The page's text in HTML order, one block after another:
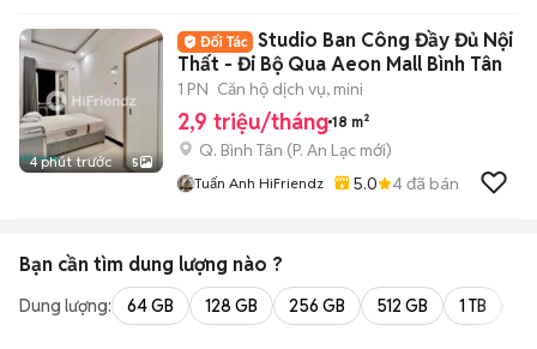
4 phút trước 5
Studio Ban Công Đầy Đủ Nội
Thất - Đi Bộ Qua Aeon Mall Bình Tân
1 PN Căn hộ dịch vụ, mini
2,9 triệu/tháng 18 m²
Q. Bình Tân (P. An Lạc mới)
Tuấn Anh HiFriendz 5.0 4đã bán
Bạn cần tìm dung lượng nào ?
Dung lượng: 64 GB 128 GB 256 GB 512 GB 1 TB